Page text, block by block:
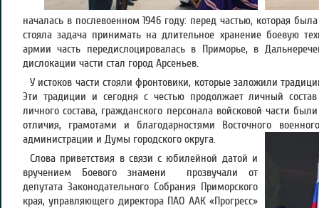
началась в послевоенном 1946 году: перед частью, которая
стояла задача принимать на длительное хранение боевую
армии часть передислоцировалась в Приморье, в
дислокации части стал город Арсеньев.
У истоков части стояли фронтовики, которые заложили
Эти традиции и сегодня с честью продолжает личный
личного состава, гражданского персонала войсковой части
отличия, грамотами и благодарностями Восточного
администрации и Думы городского округа.
Слова приветствия в связи с юбилейной датой и
вручением Боевого знамени прозвучали от
депутата Законодательного Собрания Приморского
края, управляющего директора ПАО ААК «Прогресс»